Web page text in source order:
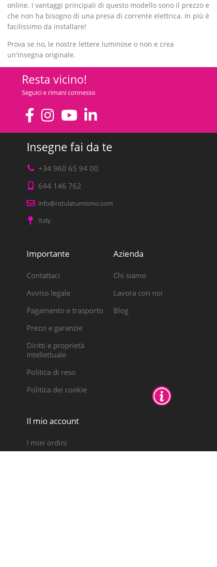
online. I vantaggi principali di questo modello sono il prezzo e
che non ha bisogno di una presa di corrente elettrica. In più è
facilissimo da installare!
Prova se no, le nostre lettere luminose o non e crea
un'insegna originale.
Resta vicino!
Seguici e rimani connesso
Insegne fai da te
+34 960 65 94 00
644 146 762
info@rotulatumismo.com
Italy
Importante
Contattaci
Avviso legale
Pagamento e trasporto
Prezzi e garanzie
Diritti e proprietà
intellettuale
Politica di reso
Politica dei cookie
Azienda
Chi siamo
Lavora con noi
Blog
Il mio account
I miei ordini